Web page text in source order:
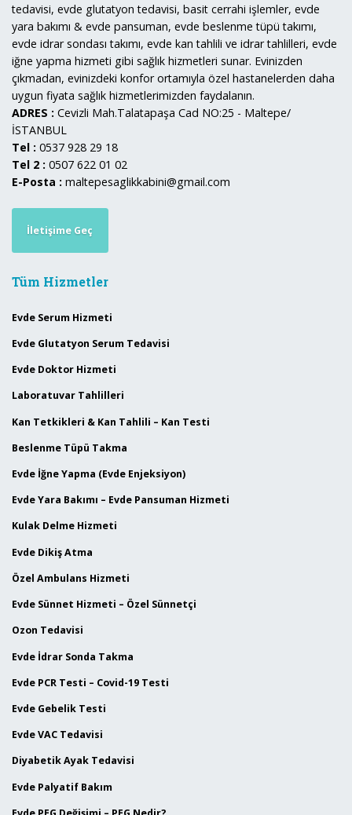
tedavisi, evde glutatyon tedavisi, basit cerrahi işlemler, evde
yara bakımı & evde pansuman, evde beslenme tüpü takımı,
evde idrar sondası takımı, evde kan tahlili ve idrar tahlilleri, evde
iğne yapma hizmeti gibi sağlık hizmetleri sunar. Evinizden
çıkmadan, evinizdeki konfor ortamıyla özel hastanelerden daha
uygun fiyata sağlık hizmetlerimizden faydalanın.
ADRES : Cevizli Mah.Talatapaşa Cad NO:25 - Maltepe/
İSTANBUL
Tel : 0537 928 29 18
Tel 2 : 0507 622 01 02
E-Posta : maltepesaglikkabini@gmail.com
İletişime Geç
Tüm Hizmetler
Evde Serum Hizmeti
Evde Glutatyon Serum Tedavisi
Evde Doktor Hizmeti
Laboratuvar Tahlilleri
Kan Tetkikleri & Kan Tahlili – Kan Testi
Beslenme Tüpü Takma
Evde İğne Yapma (Evde Enjeksiyon)
Evde Yara Bakımı – Evde Pansuman Hizmeti
Kulak Delme Hizmeti
Evde Dikiş Atma
Özel Ambulans Hizmeti
Evde Sünnet Hizmeti – Özel Sünnetçi
Ozon Tedavisi
Evde İdrar Sonda Takma
Evde PCR Testi – Covid-19 Testi
Evde Gebelik Testi
Evde VAC Tedavisi
Diyabetik Ayak Tedavisi
Evde Palyatif Bakım